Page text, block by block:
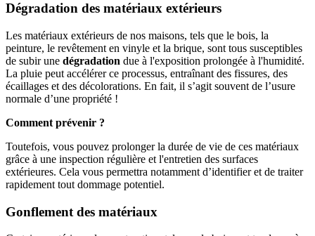
Dégradation des matériaux extérieurs
Les matériaux extérieurs de nos maisons, tels que le bois, la
peinture, le revêtement en vinyle et la brique, sont tous susceptibles
de subir une dégradation due à l'exposition prolongée à l'humidité.
La pluie peut accélérer ce processus, entraînant des fissures, des
écaillages et des décolorations. En fait, il s’agit souvent de l’usure
normale d’une propriété !
Comment prévenir ?
Toutefois, vous pouvez prolonger la durée de vie de ces matériaux
grâce à une inspection régulière et l'entretien des surfaces
extérieures. Cela vous permettra notamment d’identifier et de traiter
rapidement tout dommage potentiel.
Gonflement des matériaux